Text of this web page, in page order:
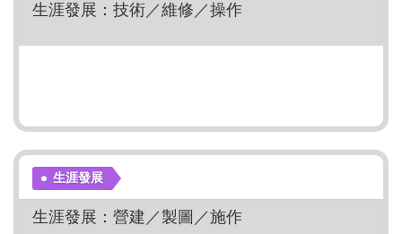
生涯發展：技術／維修／操作
生涯發展
生涯發展：營建／製圖／施作